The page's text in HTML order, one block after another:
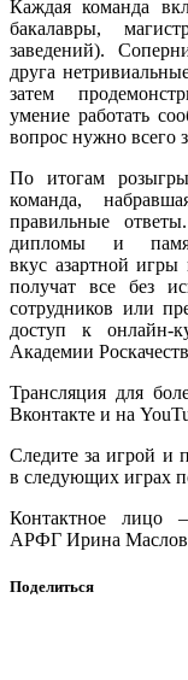
Каждая команда
бакалавры,
заведений).
друга
затем
умение работать
вопрос нужно всего
По итогам
команда,
правильные
дипломы и
вкус азартной игры
получат все без
сотрудников или
доступ к
Академии
Трансляция для
Вконтакте и на
Следите за игрой и
в следующих играх
Контактное лицо –
АРФГ Ирина
Поделиться